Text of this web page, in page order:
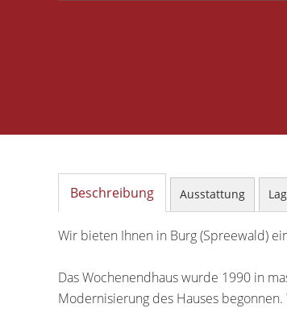
Beschreibung Ausstattung
Wir bieten Ihnen in Burg (Spreewald)
Das Wochenendhaus wurde 1990 in
Modernisierung des Hauses